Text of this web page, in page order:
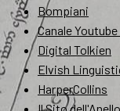
Bompiani
Canale
Digital Tolkien
Elvish
HarperCollins